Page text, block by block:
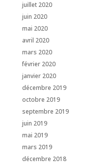
juillet 2020
juin 2020
mai 2020
avril 2020
mars 2020
février 2020
janvier 2020
décembre 2019
octobre 2019
septembre 2019
juin 2019
mai 2019
mars 2019
décembre 2018